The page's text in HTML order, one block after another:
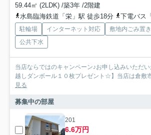
59.44㎡ (2LDK) /築3年 /2階建
水島臨海鉄道「栄」駅 徒歩18分
下電バス「ライフパ
駐輪場 インターネット対応 敷地内ごみ置
公共下水
当店ならではのキャンペーン♪お申し込みいただ
越しダンボール１０枚プレゼント☆】当店は倉敷
見る
募集中の部屋
201
6.6万円